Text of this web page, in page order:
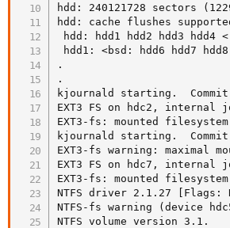
hdd: 240121728 sectors
hdd: cache flushes
hdd: hdd1 hdd2 hdd3 hdd4
hdd1: <bsd: hdd6 hdd7
.
.
kjournald starting.
EXT3 FS on hdc2, internal
EXT3-fs: mounted
kjournald starting.
EXT3-fs warning: maximal
EXT3 FS on hdc7, internal
EXT3-fs: mounted
NTFS driver 2.1.27 [Flags: R/
NTFS-fs warning (device
NTFS volume version 3.1.